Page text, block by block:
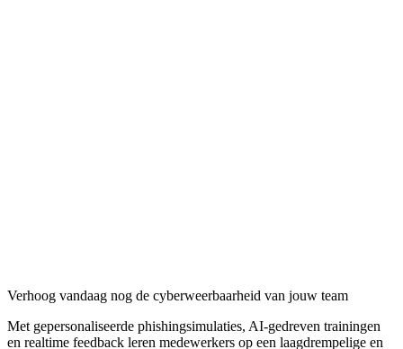
Verhoog vandaag nog de cyberweerbaarheid van jouw team
Met gepersonaliseerde phishingsimulaties, AI-gedreven trainingen
en realtime feedback leren medewerkers op een laagdrempelige en